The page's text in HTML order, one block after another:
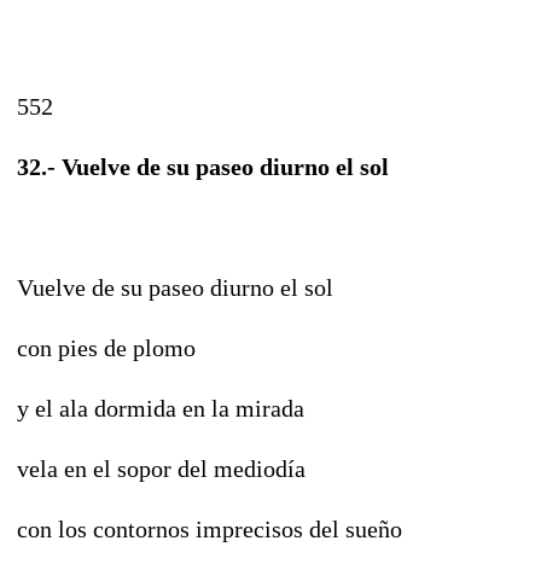
552
32.- Vuelve de su paseo diurno el sol
Vuelve de su paseo diurno el sol
con pies de plomo
y el ala dormida en la mirada
vela en el sopor del mediodía
con los contornos imprecisos del sueño